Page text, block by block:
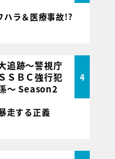
ラ＆医療事故!?
追跡～警視庁
ＳＳＢＣ強行犯
～ Season2
4
走する正義